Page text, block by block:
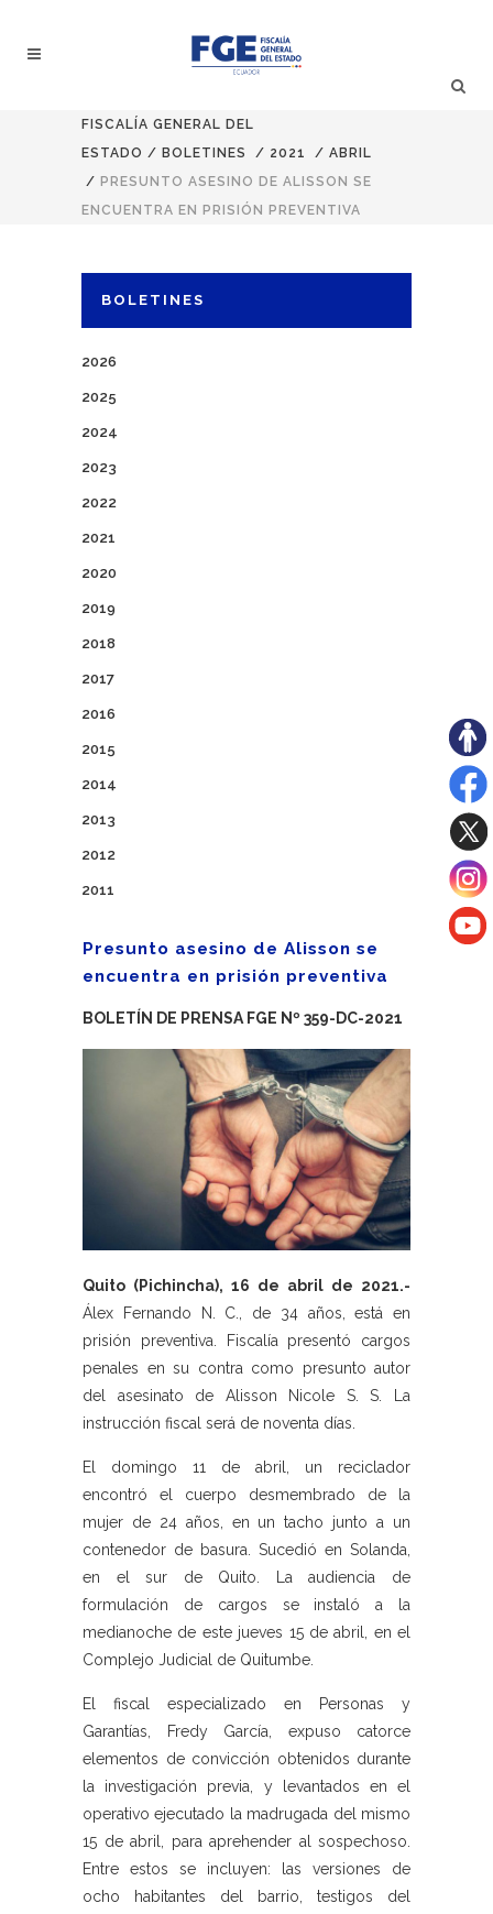
FISCALÍA GENERAL DEL
ESTADO / BOLETINES / 2021 / ABRIL
/ PRESUNTO ASESINO DE ALISSON SE
ENCUENTRA EN PRISIÓN PREVENTIVA
BOLETINES
2026
2025
2024
2023
2022
2021
2020
2019
2018
2017
2016
2015
2014
2013
2012
2011
Presunto asesino de Alisson se
encuentra en prisión preventiva
BOLETÍN DE PRENSA FGE Nº 359-DC-2021
Quito (Pichincha), 16 de abril de 2021.-
Álex Fernando N. C., de 34 años, está en
prisión preventiva. Fiscalía presentó cargos
penales en su contra como presunto autor
del asesinato de Alisson Nicole S. S. La
instrucción fiscal será de noventa días.
El domingo 11 de abril, un reciclador
encontró el cuerpo desmembrado de la
mujer de 24 años, en un tacho junto a un
contenedor de basura. Sucedió en Solanda,
en el sur de Quito. La audiencia de
formulación de cargos se instaló a la
medianoche de este jueves 15 de abril, en el
Complejo Judicial de Quitumbe.
El fiscal especializado en Personas y
Garantías, Fredy García, expuso catorce
elementos de convicción obtenidos durante
la investigación previa, y levantados en el
operativo ejecutado la madrugada del mismo
15 de abril, para aprehender al sospechoso.
Entre estos se incluyen: las versiones de
ocho habitantes del barrio, testigos del